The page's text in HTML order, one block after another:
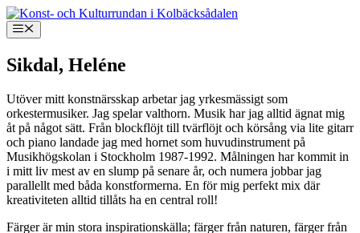
Hoppa
till
innehåll
Meny
Sikdal, Heléne
Utöver mitt konstnärsskap arbetar jag yrkesmässigt som
orkestermusiker. Jag spelar valthorn. Musik har jag alltid ägnat mig
åt på något sätt. Från blockflöjt till tvärflöjt och körsång via lite gitarr
och piano landade jag med hornet som huvudinstrument på
Musikhögskolan i Stockholm 1987-1992. Målningen har kommit in
i mitt liv mest av en slump på senare år, och numera jobbar jag
parallellt med båda konstformerna. En för mig perfekt mix där
kreativiteten alltid tillåts ha en central roll!
Färger är min stora inspirationskälla; färger från naturen, färger från